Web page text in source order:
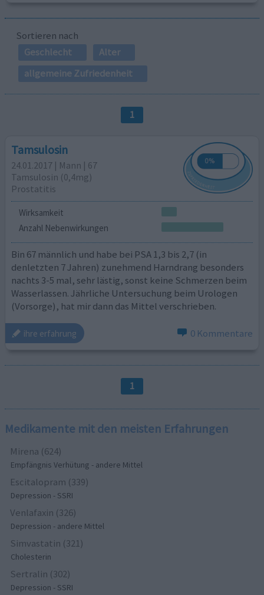
Sortieren nach
Geschlecht
Alter
allgemeine Zufriedenheit
1
Tamsulosin
24.01.2017 | Mann | 67
Tamsulosin (0,4mg)
Prostatitis
Wirksamkeit
Anzahl Nebenwirkungen
Bin 67 männlich und habe bei PSA 1,3 bis 2,7 (in
denletzten 7 Jahren) zunehmend Harndrang besonders
nachts 3-5 mal, sehr lästig, sonst keine Schmerzen beim
Wasserlassen. Jährliche Untersuchung beim Urologen
(Vorsorge), hat mir dann das Mittel verschrieben.
ihre erfahrung 0 Kommentare
1
Medikamente mit den meisten Erfahrungen
Mirena (624)
Empfängnis Verhütung - andere Mittel
Escitalopram (339)
Depression - SSRI
Venlafaxin (326)
Depression - andere Mittel
Simvastatin (321)
Cholesterin
Sertralin (302)
Depression - SSRI